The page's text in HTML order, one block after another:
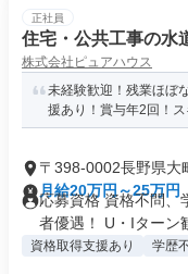
正社員
住宅・公共工事の水
株式会社ピュアハウス
未経験歓迎！残業ほぼ
援あり！賞与年2回！
〒398-0002長野県大
月給20万円～25万円
応募資格 資格不問、
者優遇！ U・Iターン
資格取得支援あり 学歴